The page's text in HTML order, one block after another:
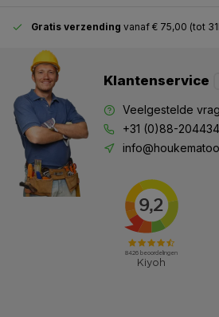
Gratis verzending vanaf € 75,00 (tot
Klantenservice
Veelgestelde
+31 (0)88-